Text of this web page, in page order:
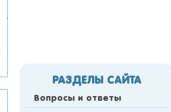
РАЗДЕЛЫ САЙТА
Вопросы и ответы